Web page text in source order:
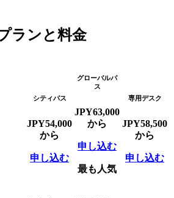
ランと料金
シティパス
JPY54,000
から
申し込む
グローバルパ
ス
JPY63,000
から
申し込む
最も人気
専用デスク
JPY58,500
から
申し込む